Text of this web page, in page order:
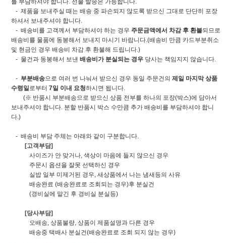
를 부담하셔야 합니다. 선불 발송은 가능합니다.
- 제품을 보내주실 때는 배송 중 파손되지 않도록 받으신 그대로 단단히 포장
하셔서 보내주셔야 합니다.
- 배송비를 고객께서 부담하셔야 하는 경우 주문금액에서 차감 후 환불되므로
배송비를 물품에 동봉해서 보내지 마시기 바랍니다.(배송비 만큼 카드부분취소
및 현금인 경우 배송비 차감 후 환불해 드립니다.)
- 물건과 동봉해서 보낸 배송비가 분실되는 경우 당사는 책임지지 않습니다.
- 부분배송으로 여러 번 나눠서 받으신 경우 동일 주문건의 제일 마지막 상품
수령일로부터 7일 이내 요청하시면 됩니다.
(※ 반품시 부분배송으로 받으신 상품 전부를 하나의 포장(박스)에 담아서
보내주셔야 합니다. 분할 반품시 박스 수만큼 추가 배송비를 부담하셔야 합니
다.)
- 배송비 부담 주체는 아래와 같이 구분합니다.
[고객부담]
사이즈가 안 맞거나, 색상이 마음에 들지 않으신 경우
주문시 옵션을 잘못 선택하신 경우
실밥 일부 미제거된 경우, 새상품에서 나는 냄새등의 사유
배송완료 (배송완료로 조회되는 경우)후 분실건
(경비실에 맡긴 후 경비실 분실등)
[당사부담]
오배송, 상품불량, 상품이 제품설명과 다른 경우
배송중 택배사 분실건(배송완료로 조회 되지 않는 경우)